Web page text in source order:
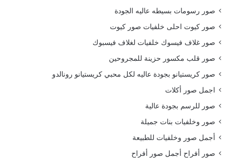
صور رسومات بسيطه عاليه الجودة
صور كيوت احلى خلفيات صور كيوت
صور غلاف فيسوك خلفيات لغلاف فيسبوك
صور قلب مكسور حزينة للمجروحين
صور كريستيانو بجودة عاليه لكل محبي كريستيانو رونالدو
اجمل صور أكلات
صور للرسم بجودة عالية
صور وخلفيات بنات جميلة
أجمل صور وخلفيات للطبيعة
صور أفراح أجمل صور أفراح